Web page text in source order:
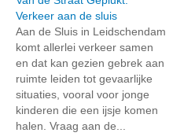
Verkeer aan de sluis
Aan de Sluis in Leidschendam
komt allerlei verkeer samen
en dat kan gezien gebrek aan
ruimte leiden tot gevaarlijke
situaties, vooral voor jonge
kinderen die een ijsje komen
halen. Vraag aan de...